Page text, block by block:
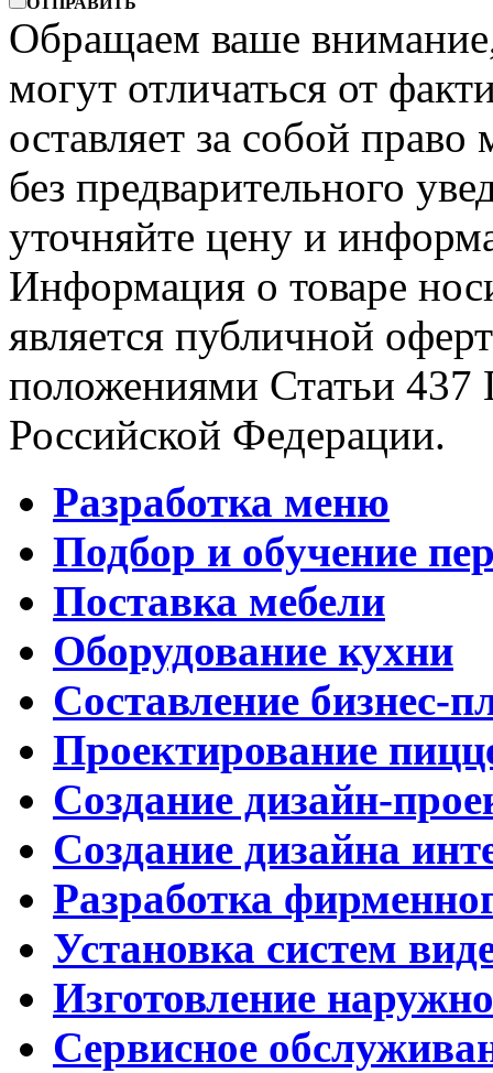
Обращаем ваше
могут отличаться от
оставляет за собой право
без предварительного
уточняйте цену и
Информация о товаре
является публичной
положениями Статьи 437
Российской Федерации.
Разработка меню
Подбор и обучение
Поставка мебели
Оборудование кухни
Составление бизнес-
Проектирование
Создание дизайн-
Создание дизайна
Разработка
Установка систем
Изготовление
Сервисное